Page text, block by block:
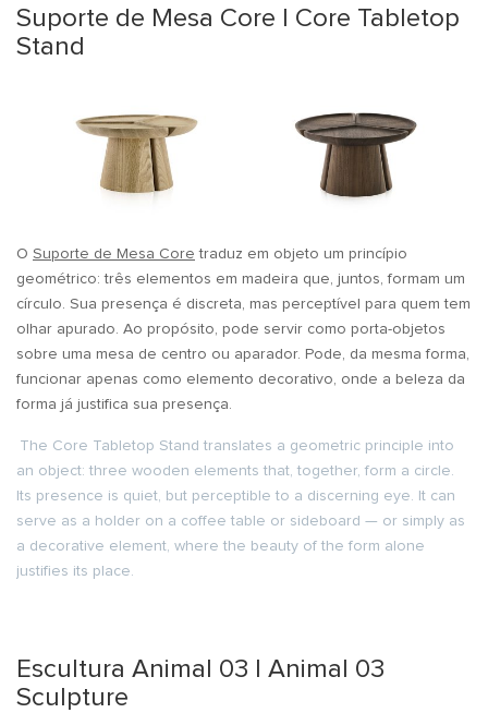
Suporte de Mesa Core | Core Tabletop
Stand
O Suporte de Mesa Core traduz em objeto um princípio
geométrico: três elementos em madeira que, juntos, formam um
círculo. Sua presença é discreta, mas perceptível para quem tem
olhar apurado. Ao propósito, pode servir como porta-objetos
sobre uma mesa de centro ou aparador. Pode, da mesma forma,
funcionar apenas como elemento decorativo, onde a beleza da
forma já justifica sua presença.
The Core Tabletop Stand translates a geometric principle into
an object: three wooden elements that, together, form a circle.
Its presence is quiet, but perceptible to a discerning eye. It can
serve as a holder on a coffee table or sideboard — or simply as
a decorative element, where the beauty of the form alone
justifies its place.
Escultura Animal 03 | Animal 03
Sculpture